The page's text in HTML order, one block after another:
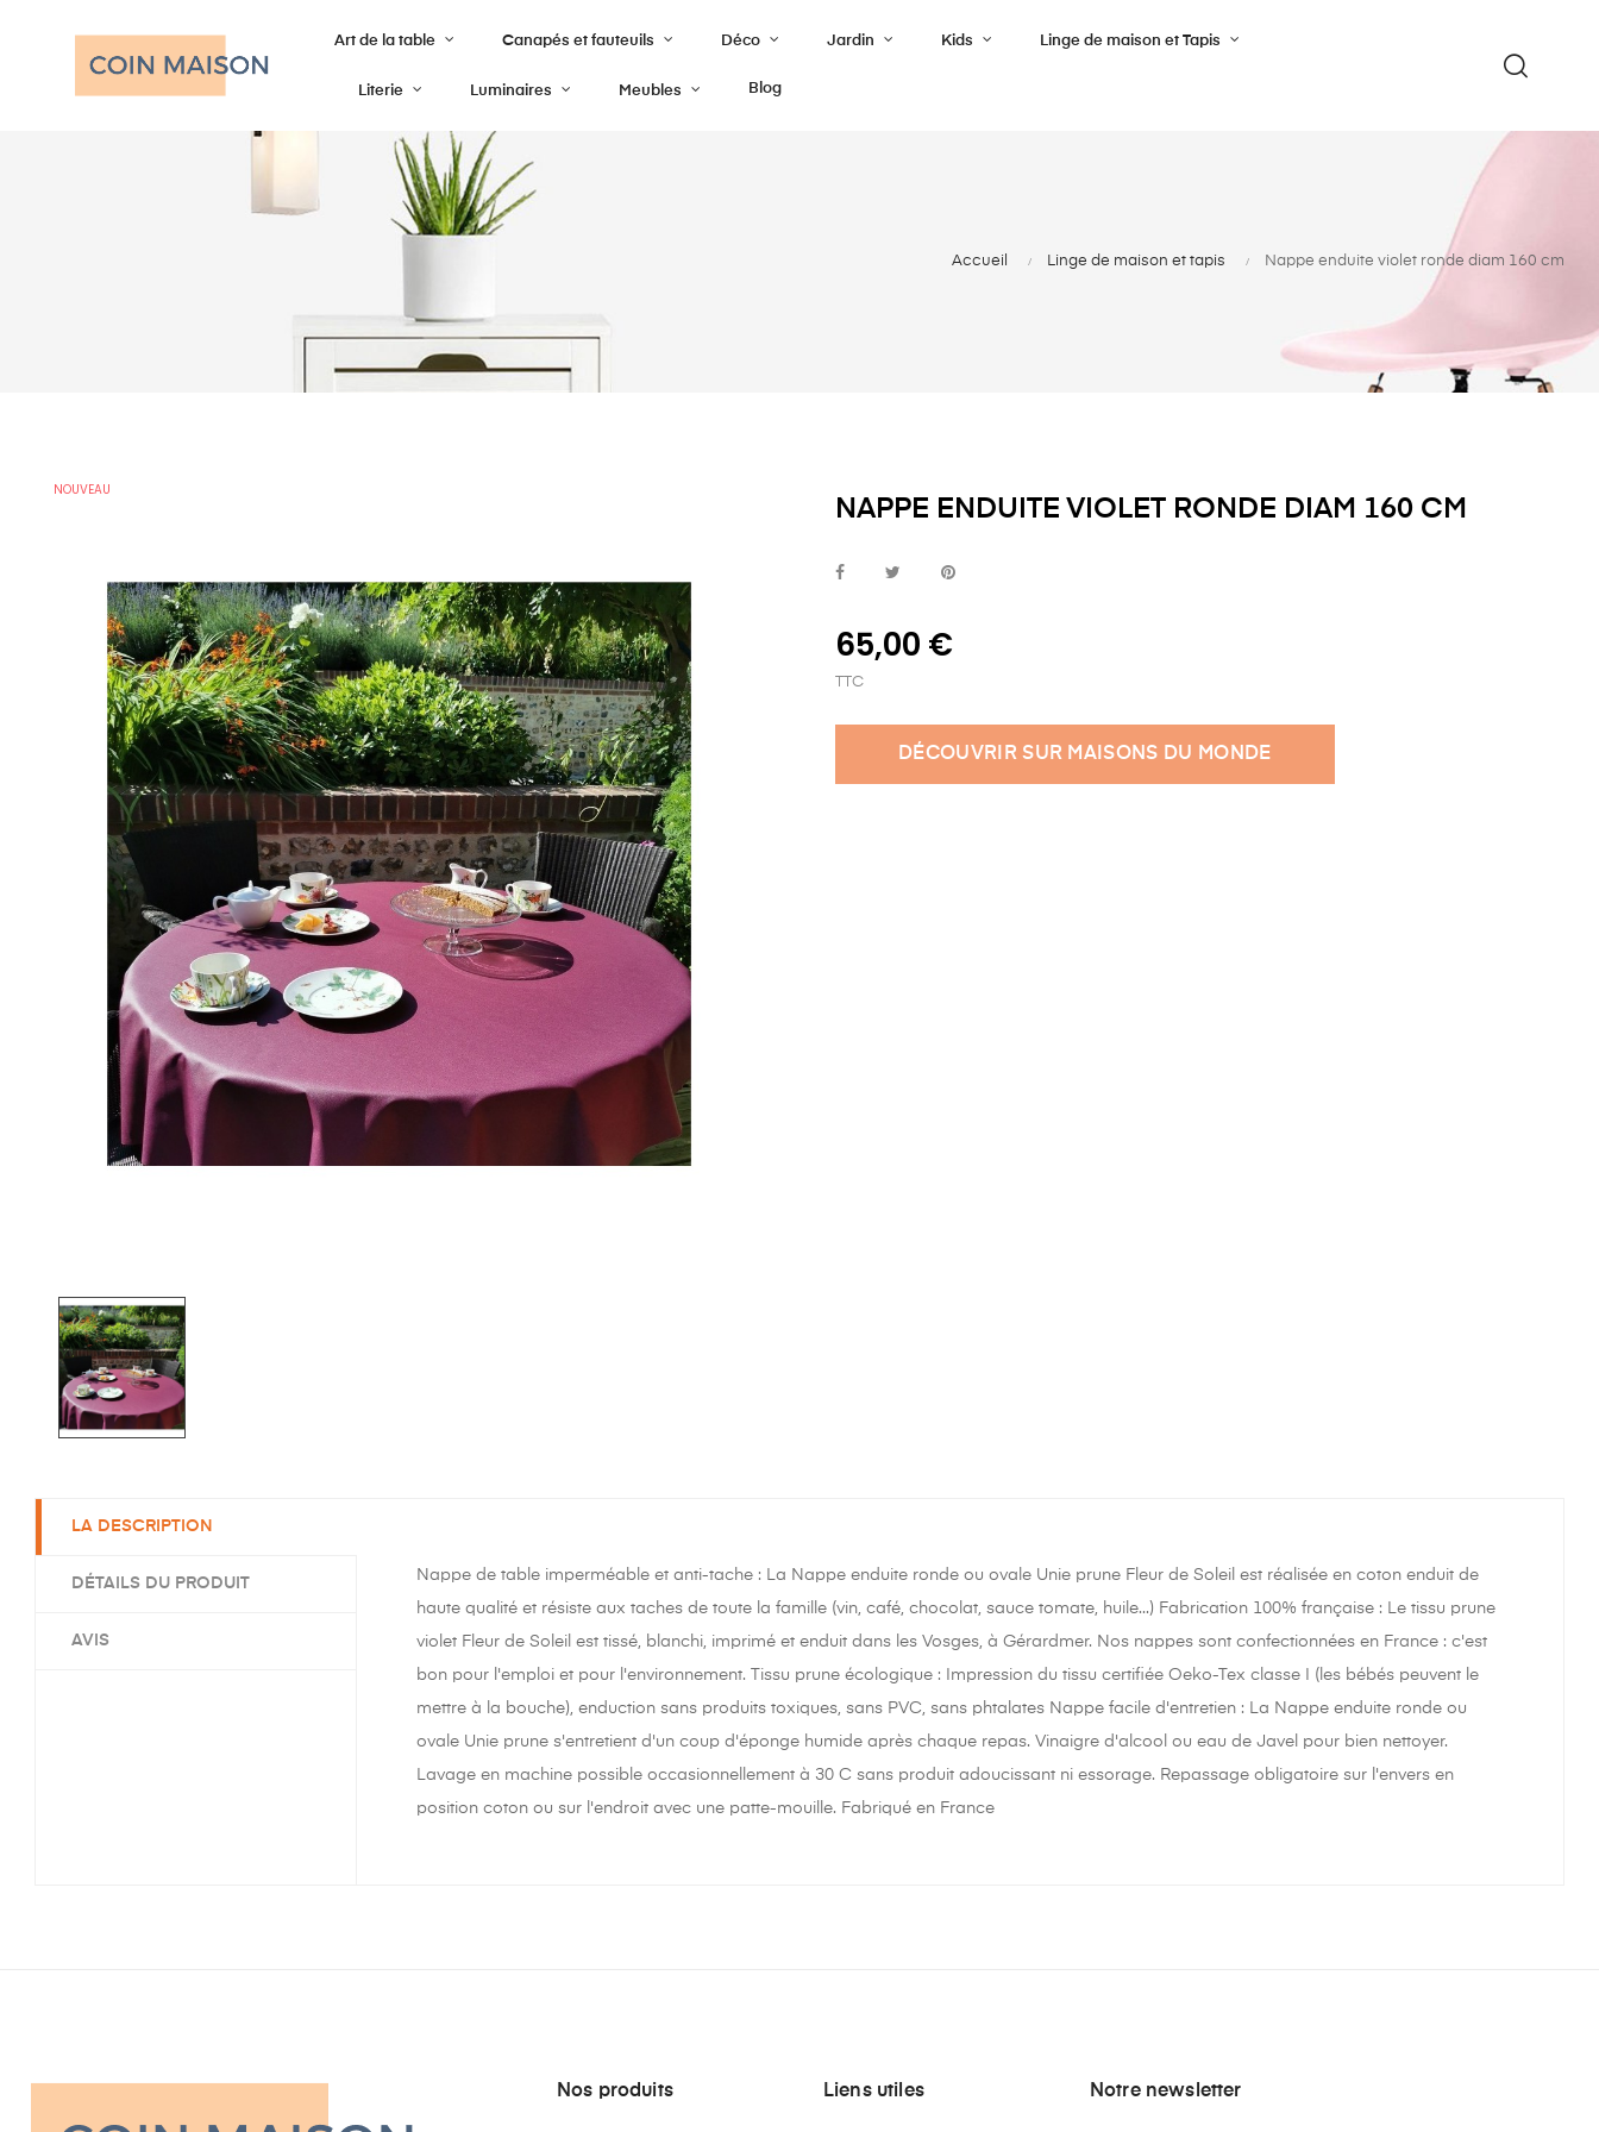
Art de la table Canapés et fauteuils Déco Jardin Kids Linge de maison et Tapis
Literie Luminaires Meubles Blog
Accueil Linge de maison et tapis Nappe enduite violet ronde diam 160 cm
NOUVEAU
NAPPE ENDUITE VIOLET RONDE DIAM 160 CM
65,00 €
TTC
DÉCOUVRIR SUR MAISONS DU MONDE
LA DESCRIPTION
DÉTAILS DU PRODUIT
AVIS
Nappe de table imperméable et anti-tache : La Nappe enduite ronde ou ovale Unie prune Fleur de Soleil est réalisée en coton enduit de
haute qualité et résiste aux taches de toute la famille (vin, café, chocolat, sauce tomate, huile...) Fabrication 100% française : Le tissu prune
violet Fleur de Soleil est tissé, blanchi, imprimé et enduit dans les Vosges, à Gérardmer. Nos nappes sont confectionnées en France : c'est
bon pour l'emploi et pour l'environnement. Tissu prune écologique : Impression du tissu certifiée Oeko-Tex classe I (les bébés peuvent le
mettre à la bouche), enduction sans produits toxiques, sans PVC, sans phtalates Nappe facile d'entretien : La Nappe enduite ronde ou
ovale Unie prune s'entretient d'un coup d'éponge humide après chaque repas. Vinaigre d'alcool ou eau de Javel pour bien nettoyer.
Lavage en machine possible occasionnellement à 30 C sans produit adoucissant ni essorage. Repassage obligatoire sur l'envers en
position coton ou sur l'endroit avec une patte-mouille. Fabriqué en France
Nos produits Liens utiles Notre newsletter